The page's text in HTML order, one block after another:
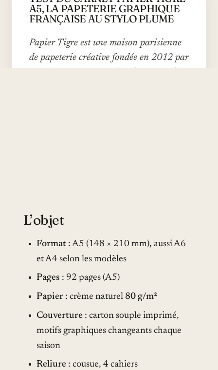
A5, LA PAPETERIE GRAPHIQUE
FRANÇAISE AU STYLO PLUME
Papier Tigre est une maison parisienne
de papeterie créative fondée en 2012 par
L’objet
Format: A5 (148 × 210 mm), aussi A6
et A4 selon les modèles
Pages : 92 pages (A5)
Papier: crème naturel 80 g/m²
Couverture: carton souple imprimé,
motifs graphiques changeants chaque
saison
Reliure: cousue, 4 cahiers